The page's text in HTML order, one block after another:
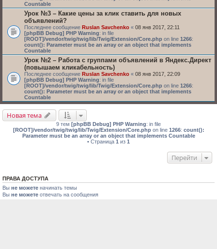
Countable
Урок №3 – Какие цены за клик ставить для новых
объявлений?
Последнее сообщение Ruslan Savchenko « 08 янв 2017, 22:11
[phpBB Debug] PHP Warning: in file
[ROOT]/vendor/twig/twig/lib/Twig/Extension/Core.php on line 1266:
count(): Parameter must be an array or an object that implements
Countable
Урок №2 – Работа с группами объявлений в Яндекс.Директ
(повышаем кликабельность)
Последнее сообщение Ruslan Savchenko « 08 янв 2017, 22:09
[phpBB Debug] PHP Warning: in file
[ROOT]/vendor/twig/twig/lib/Twig/Extension/Core.php on line 1266:
count(): Parameter must be an array or an object that implements
Countable
Новая тема
9 тем [phpBB Debug] PHP Warning: in file
[ROOT]/vendor/twig/twig/lib/Twig/Extension/Core.phpon line 1266: count():
Parameter must be an array or an object that implements Countable
• Страница 1 из 1
Перейти
ПРАВА ДОСТУПА
Вы не можете начинать темы
Вы не можете отвечать на сообщения